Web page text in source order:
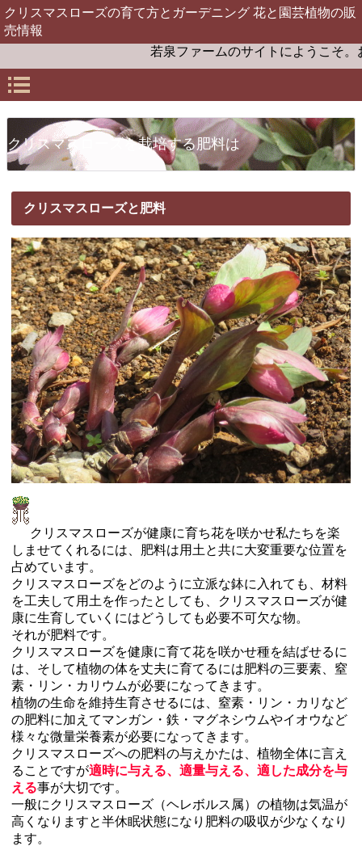
クリスマスローズの育て方とガーデニング 花と園芸植物の販
売情報
若泉ファームのサイトにようこそ。お
クリスマスローズを栽培する肥料は
クリスマスローズと肥料
クリスマスローズが健康に育ち花を咲かせ私たちを楽
しませてくれるには、肥料は用土と共に大変重要な位置を
占めています。
クリスマスローズをどのように立派な鉢に入れても、材料
を工夫して用土を作ったとしても、クリスマスローズが健
康に生育していくにはどうしても必要不可欠な物。
それが肥料です。
クリスマスローズを健康に育て花を咲かせ種を結ばせるに
は、そして植物の体を丈夫に育てるには肥料の三要素、窒
素・リン・カリウムが必要になってきます。
植物の生命を維持生育させるには、窒素・リン・カリなど
の肥料に加えてマンガン・鉄・マグネシウムやイオウなど
様々な微量栄養素が必要になってきます。
クリスマスローズへの肥料の与えかたは、植物全体に言え
ることですが適時に与える、適量与える、適した成分を与
える事が大切です。
一般にクリスマスローズ（ヘレボルス属）の植物は気温が
高くなりますと半休眠状態になり肥料の吸収が少なくなり
ます。